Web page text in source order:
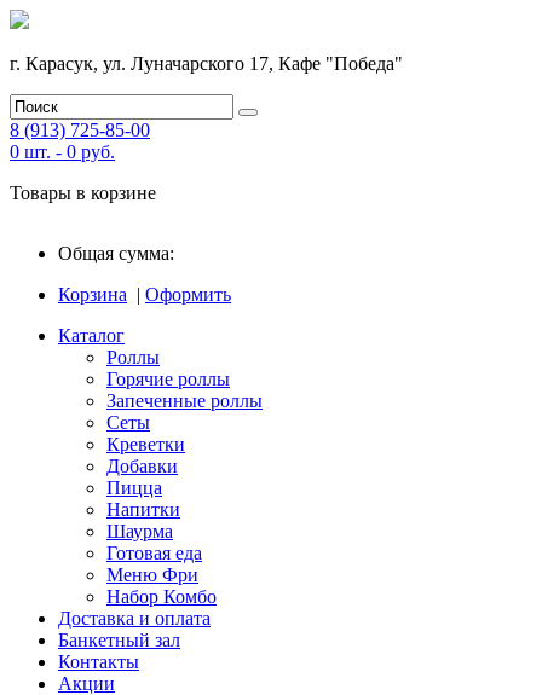
г. Карасук, ул. Луначарского 17, Кафе "Победа"
8 (913) 725-85-00
0 шт. - 0 руб.
Товары в корзине
Общая сумма:
Корзина | Оформить
Каталог
Роллы
Горячие роллы
Запеченные роллы
Сеты
Креветки
Добавки
Пицца
Напитки
Шаурма
Готовая еда
Меню Фри
Набор Комбо
Доставка и оплата
Банкетный зал
Контакты
Акции